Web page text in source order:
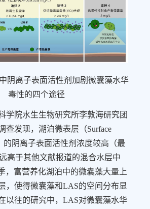
阴离子表面活性剂加剧微囊藻水华
毒性的四个途径
学院水生生物研究所李敦海研究团
查发现，湖泊微表层（Surface
的阴离子表面活性剂浓度较高（最
高于其他文献报道的混合水层中
，富营养化湖泊中的微囊藻大量上
，使得微囊藻和LAS的空间分布显
以往的研究中， LAS对微囊藻水华